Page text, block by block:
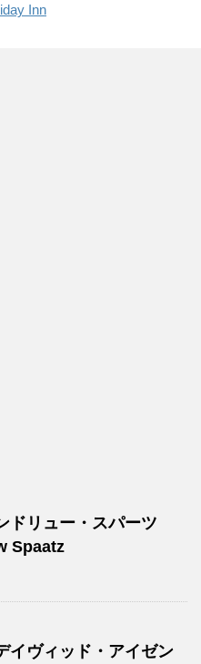
Inn
ドリュー・スパーツ
Spaatz
イヴィッド・アイゼン